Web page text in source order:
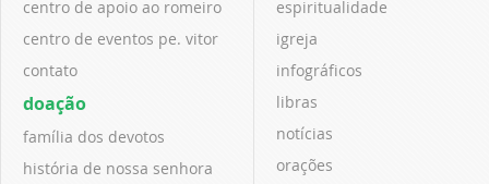
centro de apoio ao romeiro
centro de eventos pe. vitor
contato
doação
família dos devotos
história de nossa senhora
espiritualidade
igreja
infográficos
libras
notícias
orações